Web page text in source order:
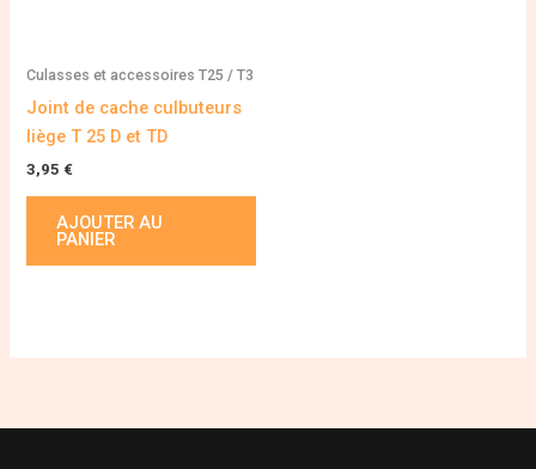
Culasses et accessoires T25 / T3
Joint de cache culbuteurs
liège T 25 D et TD
3,95 €
AJOUTER AU
PANIER